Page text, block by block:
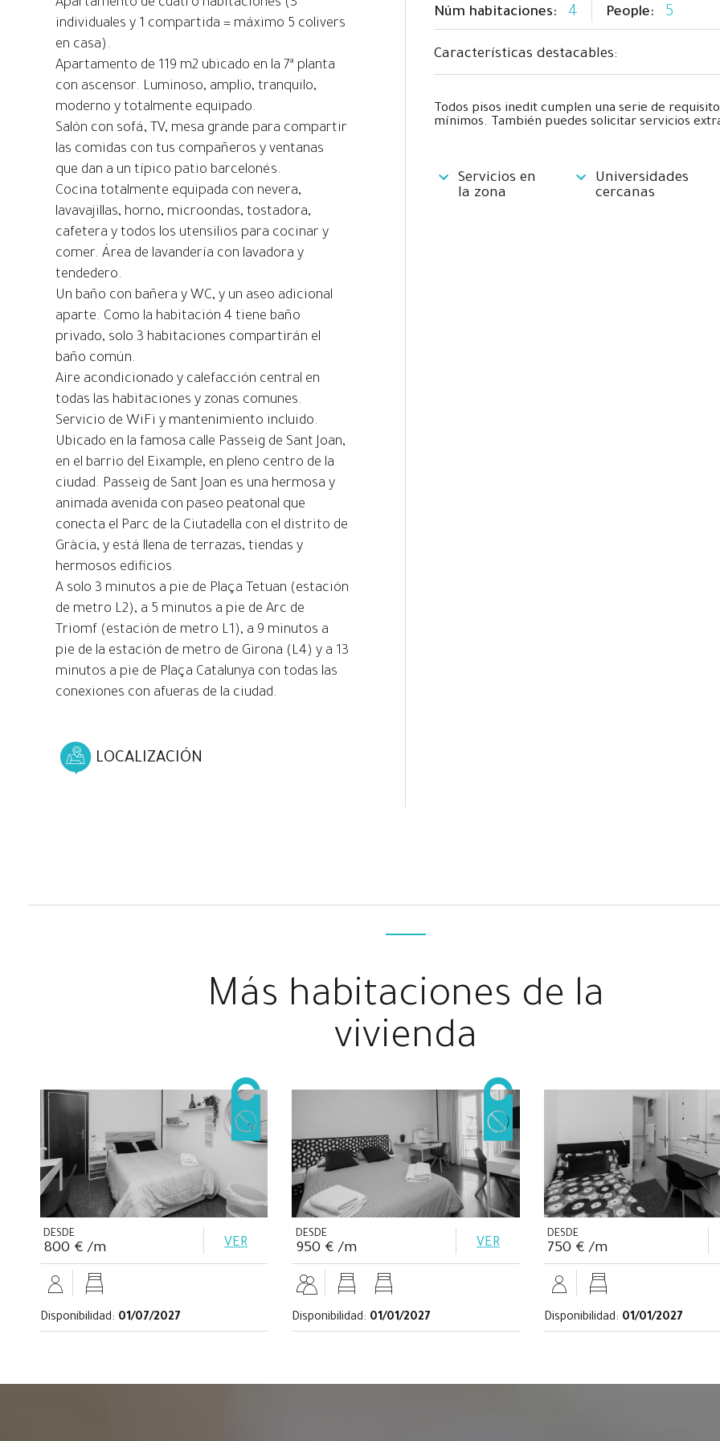
Apartamento de cuatro habitaciones (3
individuales y 1 compartida = máximo 5 colivers
en casa).
Apartamento de 119 m2 ubicado en la 7ª planta
con ascensor. Luminoso, amplio, tranquilo,
moderno y totalmente equipado.
Salón con sofá, TV, mesa grande para compartir
las comidas con tus compañeros y ventanas
que dan a un típico patio barcelonés.
Cocina totalmente equipada con nevera,
lavavajillas, horno, microondas, tostadora,
cafetera y todos los utensilios para cocinar y
comer. Área de lavandería con lavadora y
tendedero.
Un baño con bañera y WC, y un aseo adicional
aparte. Como la habitación 4 tiene baño
privado, solo 3 habitaciones compartirán el
baño común.
Aire acondicionado y calefacción central en
todas las habitaciones y zonas comunes.
Servicio de WiFi y mantenimiento incluido.
Ubicado en la famosa calle Passeig de Sant Joan,
en el barrio del Eixample, en pleno centro de la
ciudad. Passeig de Sant Joan es una hermosa y
animada avenida con paseo peatonal que
conecta el Parc de la Ciutadella con el distrito de
Gràcia, y está llena de terrazas, tiendas y
hermosos edificios.
A solo 3 minutos a pie de Plaça Tetuan (estación
de metro L2), a 5 minutos a pie de Arc de
Triomf (estación de metro L1), a 9 minutos a
pie de la estación de metro de Girona (L4) y a 13
minutos a pie de Plaça Catalunya con todas las
conexiones con afueras de la ciudad.
LOCALIZACIÓN
Núm habitaciones: 4 People: 5
Características destacables:
Todos pisos inedit cumplen una serie de
mínimos. También puedes solicitar servicios
Servicios en
la zona
Universidades
cercanas
Más habitaciones de la
vivienda
DESDE
800 € /m VER
Disponibilidad: 01/07/2027
DESDE
950 € /m VER
Disponibilidad: 01/01/2027
DESDE
750 € /m
Disponibilidad: 01/01/2027